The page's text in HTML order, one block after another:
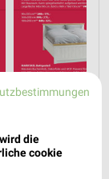
die
cookie